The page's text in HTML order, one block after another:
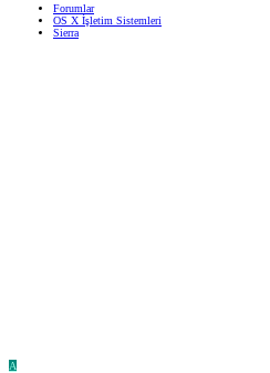
Forumlar
OS X İşletim Sistemleri
Sierra
A